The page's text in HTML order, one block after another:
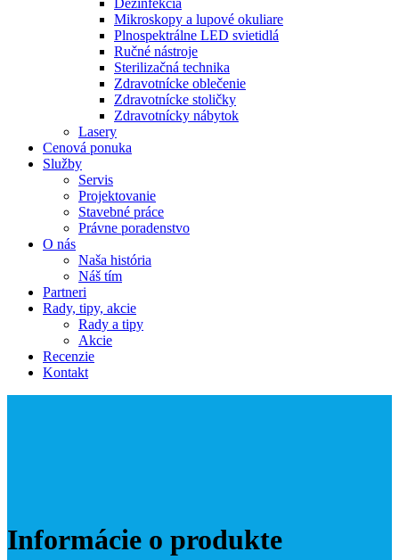
Mikroskopy a lupové okuliare
Plnospektrálne LED svietidlá
Ručné nástroje
Sterilizačná technika
Zdravotnícke oblečenie
Zdravotnícke stoličky
Zdravotnícky nábytok
Lasery
Cenová ponuka
Služby
Servis
Projektovanie
Stavebné práce
Právne poradenstvo
O nás
Naša história
Náš tím
Partneri
Rady, tipy, akcie
Rady a tipy
Akcie
Recenzie
Kontakt
Informácie o produkte